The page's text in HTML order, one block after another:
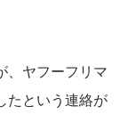
、ヤフーフリマ
たという連絡が